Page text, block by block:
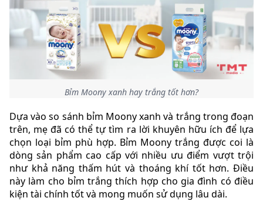
Bỉm Moony xanh hay trắng tốt hơn?
Dựa vào so sánh bỉm Moony xanh và trắng trong đoạn
trên, mẹ đã có thể tự tìm ra lời khuyên hữu ích để lựa
chọn loại bỉm phù hợp. Bỉm Moony trắng được coi là
dòng sản phẩm cao cấp với nhiều ưu điểm vượt trội
như khả năng thấm hút và thoáng khí tốt hơn. Điều
này làm cho bỉm trắng thích hợp cho gia đình có điều
kiện tài chính tốt và mong muốn sử dụng lâu dài.